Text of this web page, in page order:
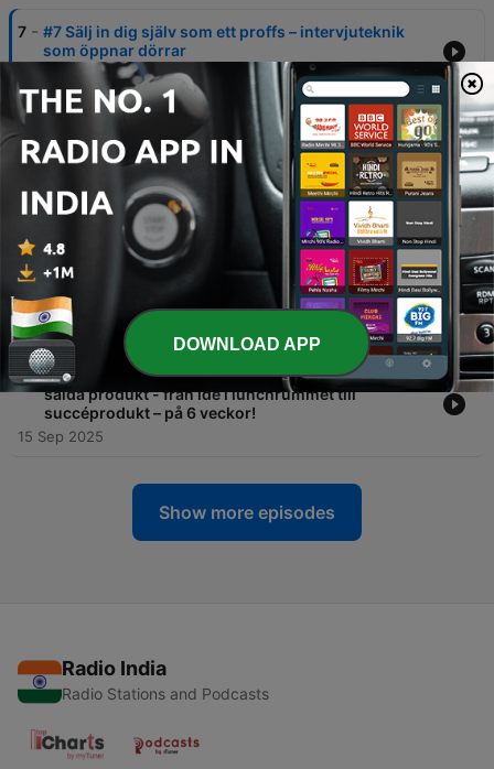
7 - #7 Sälj in dig själv som ett proffs – intervjuteknik
som öppnar dörrar
01 Jun 2026
6
#6: Du har inte ett informationsproblem – du har ett
ansvarproblem
04 May 2026
- #5 När allt känns tungt – avsnittet för dig som
27 Nov 2025
-
#4 Så säljer du in dig själv – oavsett vad du har
pluggat
26 Nov 2025
3 - Hur två praktikanter bidrog till företagets mest
sålda produkt - från idé i lunchrummet till
succéprodukt – på 6 veckor!
15 Sep 2025
Show more episodes
Radio India
Radio Stations and Podcasts
DOWNLOAD APP